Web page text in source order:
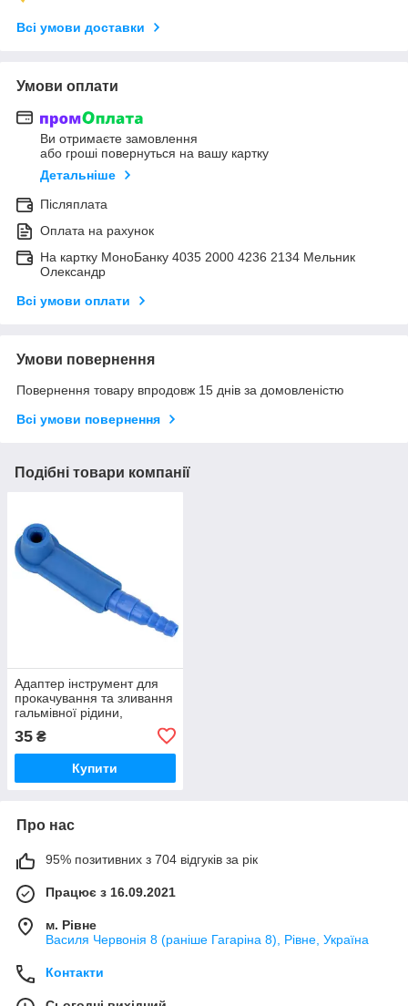
Всі умови доставки
Умови оплати
Ви отримаєте замовлення
або гроші повернуться на вашу картку
Детальніше
Післяплата
Оплата на рахунок
На картку МоноБанку 4035 2000 4236 2134 Мельник
Олександр
Всі умови оплати
Умови повернення
Повернення товару впродовж 15 днів за домовленістю
Всі умови повернення
Подібні товари компанії
Адаптер інструмент для
прокачування та зливання
гальмівної рідини,
35 ₴
Купити
Про нас
95% позитивних з 704 відгуків за рік
Працює з 16.09.2021
м. Рівне
Василя Червонія 8 (раніше Гагаріна 8), Рівне, Україна
Контакти